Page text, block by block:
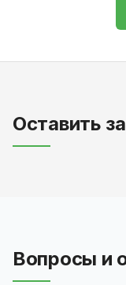
Оставить
Вопросы и